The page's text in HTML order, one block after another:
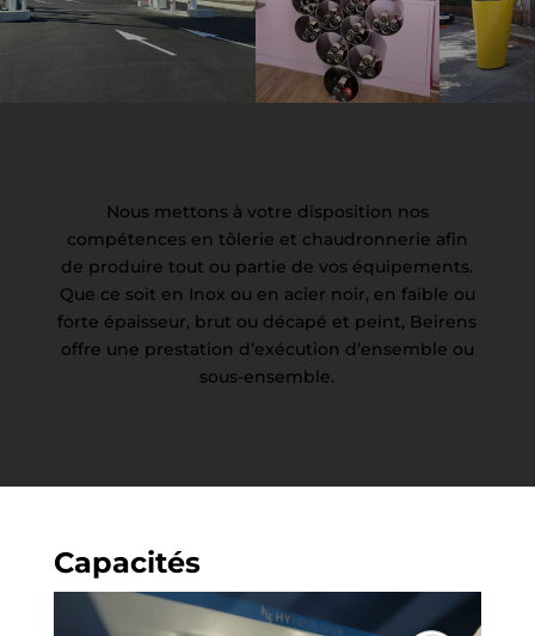
Nous mettons à votre disposition nos
compétences en tôlerie et chaudronnerie afin
de produire tout ou partie de vos équipements.
Que ce soit en Inox ou en acier noir, en faible ou
forte épaisseur, brut ou décapé et peint, Beirens
offre une prestation d’exécution d’ensemble ou
sous-ensemble.
Capacités